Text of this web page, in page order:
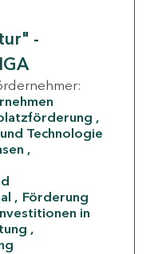
-
Technologie
Förderung
in